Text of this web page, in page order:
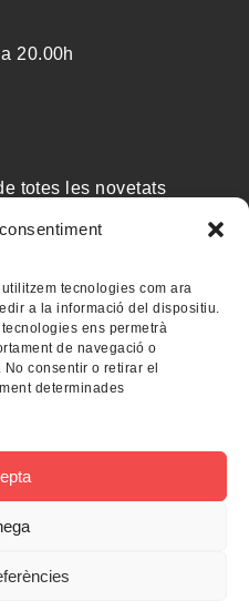
tecnologies com ara
a la informació del dispositiu.
ens permetrà
de navegació o
consentir o retirar el
determinades
20.00h
totes les novetats
subscriu-te a